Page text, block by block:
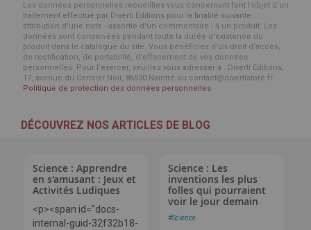
Les données personnelles recueillies vous concernant font l’objet d’un
traitement effectué par Diverti Editions pour la finalité suivante :
attribution d'une note - assortie d'un commentaire - à un produit. Les
données sont conservées pendant toute la durée d'existence du
produit dans le catalogue du site. Vous bénéficiez d’un droit d’accès,
de rectification, de portabilité, d’effacement de vos données
personnelles. Pour l’exercer, veuillez vous adresser à : Diverti Editions,
17, avenue du Cerisier Noir, 86530 Naintré ou contact@divertistore.fr.
Politique de protection des données personnelles
DÉCOUVREZ NOS ARTICLES DE BLOG
Science : Apprendre
en s'amusant : Jeux et
Activités Ludiques
<p><span id="docs-
internal-guid-32f32b18-
Science : Les
inventions les plus
folles qui pourraient
voir le jour demain
#Science